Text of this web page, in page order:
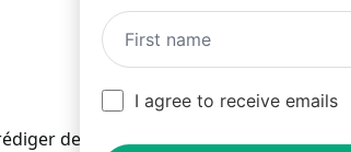
des articles engageants et
I agree to receive emails